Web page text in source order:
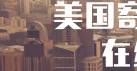
数学AMC竞赛
DMM杜克数学竞赛